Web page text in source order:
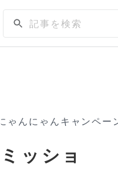
んにゃんキャンペー
ッショ